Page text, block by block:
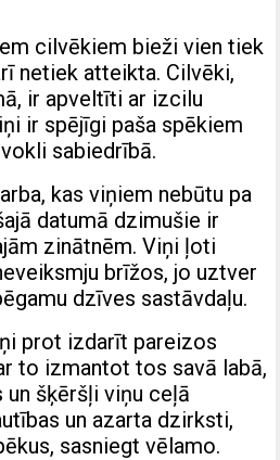
cilvēkiem bieži vien tiek
netiek atteikta. Cilvēki,
ir apveltīti ar izcilu
ir spējīgi paša spēkiem
sabiedrībā.
kas viņiem nebūtu pa
datumā dzimušie ir
zinātnēm. Viņi ļoti
brīžos, jo uztver
dzīves sastāvdaļu.
prot izdarīt pareizos
to izmantot tos savā labā,
šķēršļi viņu ceļā
un azarta dzirksti,
sasniegt vēlamo.